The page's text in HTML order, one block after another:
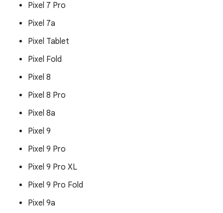
Pixel 7 Pro
Pixel 7a
Pixel Tablet
Pixel Fold
Pixel 8
Pixel 8 Pro
Pixel 8a
Pixel 9
Pixel 9 Pro
Pixel 9 Pro XL
Pixel 9 Pro Fold
Pixel 9a